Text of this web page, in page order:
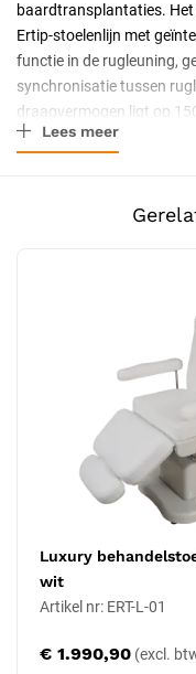
baardtransplantaties.
Ertip-stoelenlijn met
functie in de rugleuning,
synchronisatie tussen
draagvermogen ligt op
VIP (beide 200 kg)
diverse behandelposities.
Aantal elektrische
Draagvermogen:
Voetschakelaar
Volledig vlak
Geïntegreerde
Massage-functie in
Synchronisatie
Memory-positie
PU-bekleding,
CE-gecertificeerd
Luxury onderscheidt
Lees meer
Luxury
wit
Artikel nr: ERT-L-01
€ 1.990,90